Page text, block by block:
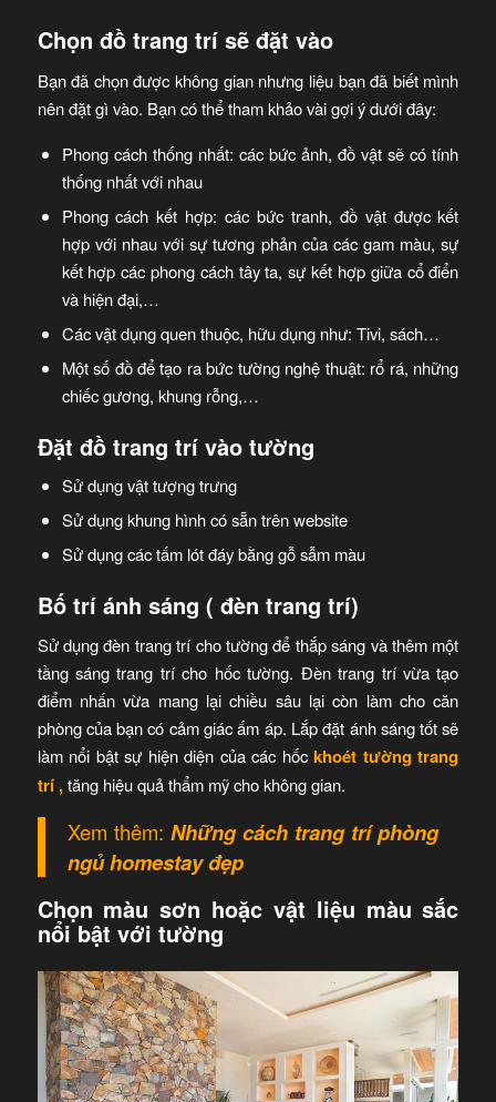
Chọn đồ trang trí sẽ đặt vào
Bạn đã chọn được không gian nhưng liệu bạn đã biết mình
nên đặt gì vào. Bạn có thể tham khảo vài gợi ý dưới đây:
Phong cách thống nhất: các bức ảnh, đồ vật sẽ có tính
thống nhất với nhau
Phong cách kết hợp: các bức tranh, đồ vật được kết
hợp với nhau với sự tương phản của các gam màu, sự
kết hợp các phong cách tây ta, sự kết hợp giữa cổ điển
và hiện đại,…
Các vật dụng quen thuộc, hữu dụng như: Tivi, sách…
Một số đồ để tạo ra bức tường nghệ thuật: rổ rá, những
chiếc gương, khung rỗng,…
Đặt đồ trang trí vào tường
Sử dụng vật tượng trưng
Sử dụng khung hình có sẵn trên website
Sử dụng các tấm lót đáy bằng gỗ sẫm màu
Bố trí ánh sáng ( đèn trang trí)
Sử dụng đèn trang trí cho tường để thắp sáng và thêm một
tầng sáng trang trí cho hốc tường. Đèn trang trí vừa tạo
điểm nhấn vừa mang lại chiều sâu lại còn làm cho căn
phòng của bạn có cảm giác ấm áp. Lắp đặt ánh sáng tốt sẽ
làm nổi bật sự hiện diện của các hốckhoét tường trang
trí ,tăng hiệu quả thẩm mỹ cho không gian.
Xem thêm: Những cách trang trí phòng
ngủ homestay đẹp
Chọn màu sơn hoặc vật liệu màu sắc
nổi bật với tường